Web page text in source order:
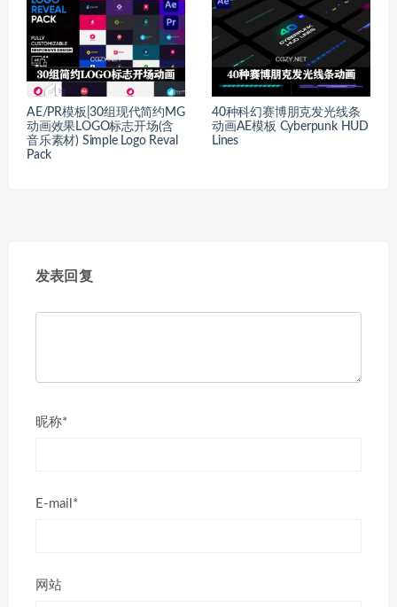
AE/PR模板|30组现代简约MG
动画效果LOGO标志开场(含
音乐素材) Simple Logo Reval
Pack
40种科幻赛博朋克发光线条
动画AE模板 Cyberpunk HUD
Lines
发表回复
昵称*
E-mail*
网站